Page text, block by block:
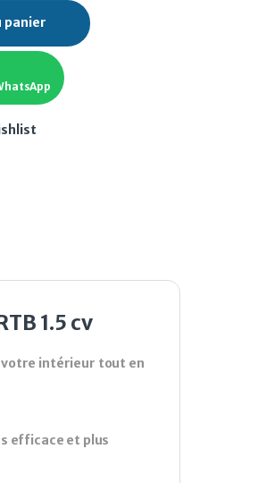
S4-Q12JARTB 1.5 cv quantity
panier
1.5 cv
votre intérieur tout en
efficace et plus